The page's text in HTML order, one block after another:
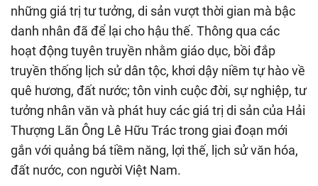
những giá trị tư tưởng, di sản vượt thời gian mà bậc
danh nhân đã để lại cho hậu thế. Thông qua các
hoạt động tuyên truyền nhằm giáo dục, bồi đắp
truyền thống lịch sử dân tộc, khơi dậy niềm tự hào về
quê hương, đất nước; tôn vinh cuộc đời, sự nghiệp, tư
tưởng nhân văn và phát huy các giá trị di sản của Hải
Thượng Lãn Ông Lê Hữu Trác trong giai đoạn mới
gắn với quảng bá tiềm năng, lợi thế, lịch sử văn hóa,
đất nước, con người Việt Nam.